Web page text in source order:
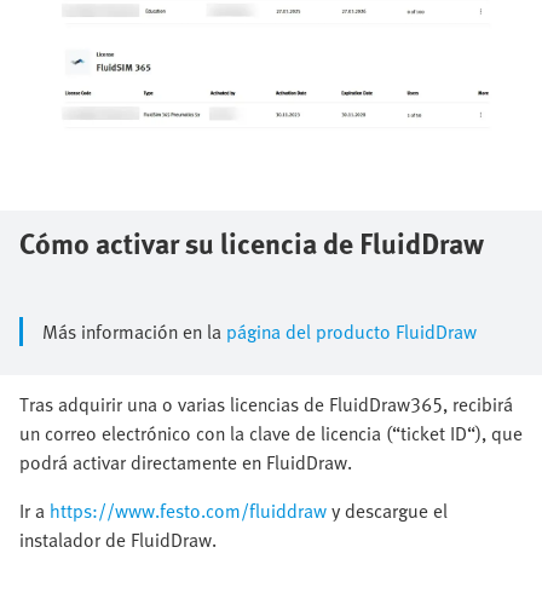
Cómo activar su licencia de FluidDraw
Más información en la página del producto FluidDraw
Tras adquirir una o varias licencias de FluidDraw365, recibirá
un correo electrónico con la clave de licencia (“ticket ID“), que
podrá activar directamente en FluidDraw.
Ir a https://www.festo.com/fluiddrawy descargue el
instalador de FluidDraw.